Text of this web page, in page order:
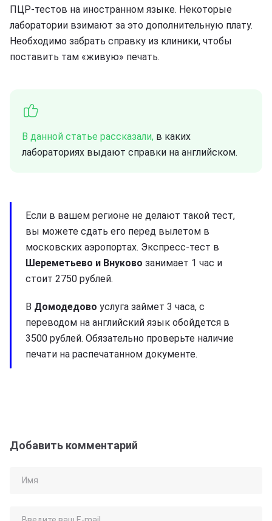
ПЦР-тестов на иностранном языке. Некоторые
лаборатории взимают за это дополнительную плату.
Необходимо забрать справку из клиники, чтобы
поставить там «живую» печать.
В данной статье рассказали, в каких
лабораториях выдают справки на английском.
Если в вашем регионе не делают такой тест,
вы можете сдать его перед вылетом в
московских аэропортах. Экспресс-тест в
Шереметьево и Внуково занимает 1 час и
стоит 2750 рублей.
В Домодедово услуга займет 3 часа, с
переводом на английский язык обойдется в
3500 рублей. Обязательно проверьте наличие
печати на распечатанном документе.
Добавить комментарий